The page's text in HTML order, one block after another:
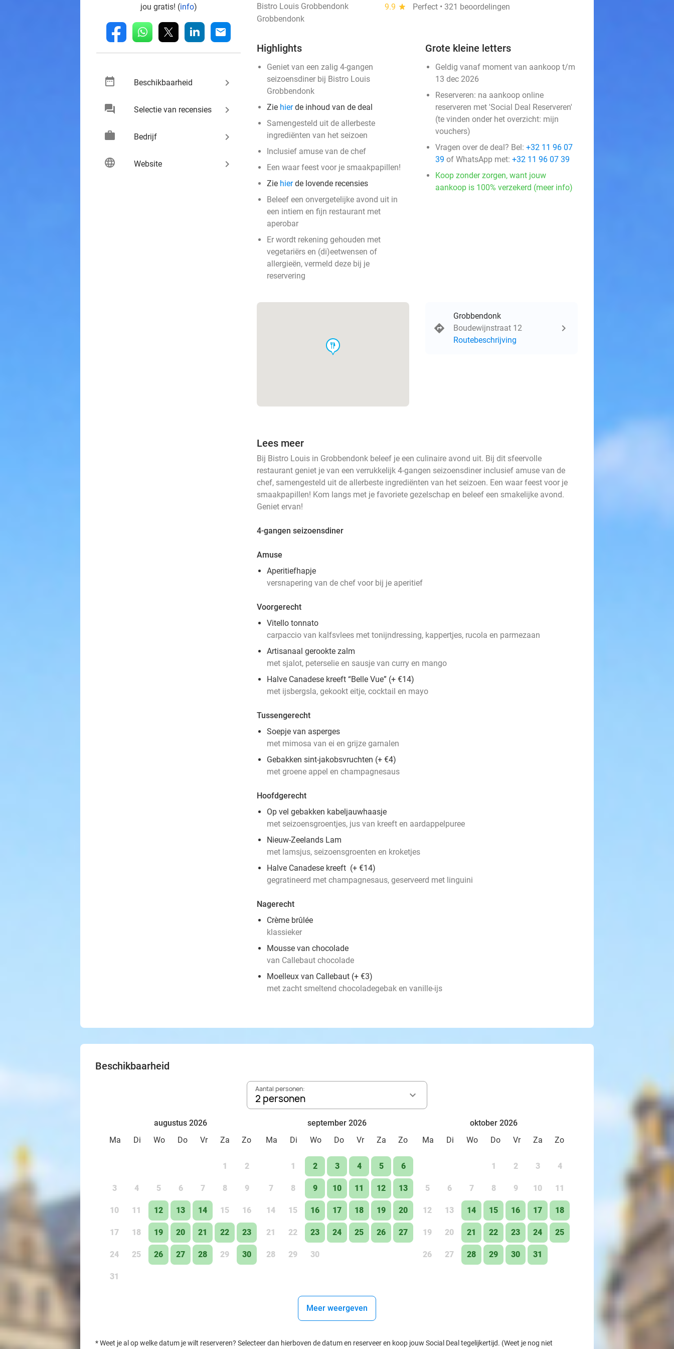
jou gratis! (info)
fb whatsapp linkedin mail
date_range Beschikbaarheid keyboard_arrow_right
chat Selectie van recensies keyboard_arrow_right
work Bedrijf keyboard_arrow_right
language Website keyboard_arrow_right
Bistro Louis Grobbendonk 9.9 star
Perfect • 321 beoordelingen
Grobbendonk
Highlights
Geniet van een zalig 4-gangen
seizoensdiner bij Bistro Louis
Grobbendonk
Zie hierde inhoud van de deal
Samengesteld uit de allerbeste
ingrediënten van het seizoen
Inclusief amuse van de chef
Een waar feest voor je smaakpapillen!
Zie hierde lovende recensies
Beleef een onvergetelijke avond uit in
een intiem en fijn restaurant met
aperobar
Er wordt rekening gehouden met
vegetariërs en (di)eetwensen of
allergieën, vermeld deze bij je
reservering
Grote kleine letters
Geldig vanaf moment van aankoop t/m
13 dec 2026
Reserveren: na aankoop online
reserveren met 'Social Deal Reserveren'
(te vinden onder het overzicht: mijn
vouchers)
Vragen over de deal? Bel: +32 11 96 07
39 of WhatsApp met: +32 11 96 07 39
Koop zonder zorgen, want jouw
aankoop is 100% verzekerd (meer info)
food
Grobbendonk
Boudewijnstraat 12
Routebeschrijving
Lees meer
Bij Bistro Louis in Grobbendonk beleef je een culinaire avond uit. Bij dit sfeervolle
restaurant geniet je van een verrukkelijk 4-gangen seizoensdiner inclusief amuse van de
chef, samengesteld uit de allerbeste ingrediënten van het seizoen. Een waar feest voor je
smaakpapillen! Kom langs met je favoriete gezelschap en beleef een smakelijke avond.
Geniet ervan!
4-gangen seizoensdiner
Amuse
Aperitiefhapje
versnapering van de chef voor bij je aperitief
Voorgerecht
Vitello tonnato
carpaccio van kalfsvlees met tonijndressing, kappertjes, rucola en parmezaan
Artisanaal gerookte zalm
met sjalot, peterselie en sausje van curry en mango
Halve Canadese kreeft “Belle Vue” (+ €14)
met ijsbergsla, gekookt eitje, cocktail en mayo
Tussengerecht
Soepje van asperges
met mimosa van ei en grijze garnalen
Gebakken sint-jakobsvruchten (+ €4)
met groene appel en champagnesaus
Hoofdgerecht
Op vel gebakken kabeljauwhaasje
met seizoensgroentjes, jus van kreeft en aardappelpuree
Nieuw-Zeelands Lam
met lamsjus, seizoensgroenten en kroketjes
Halve Canadese kreeft (+ €14)
gegratineerd met champagnesaus, geserveerd met linguini
Nagerecht
Crème brûlée
klassieker
Mousse van chocolade
van Callebaut chocolade
Moelleux van Callebaut (+ €3)
met zacht smeltend chocoladegebak en vanille-ijs
Beschikbaarheid
Aantal personen:
2 personen
augustus 2026
Ma
Di Wo Do Vr Za Zo
1 2
3 4 5 6 7 8 9
10 11 12 13 14 15 16
17 18 19 20 21 22 23
24 25 26 27 28 29 30
31
september 2026
Ma
Di Wo Do Vr Za Zo
1 2 3 4 5 6
7 8 9 10 11 12 13
14 15 16 17 18 19 20
21 22 23 24 25 26 27
28 29 30
oktober 2026
Ma
Di Wo Do Vr Za Zo
1 2 3 4
5 6 7 8 9 10 11
12 13 14 15 16 17 18
19 20 21 22 23 24 25
26 27 28 29 30 31
Meer weergeven
*Weet je al op welke datum je wilt reserveren? Selecteer dan hierboven de datum en reserveer en koop jouw Social Deal tegelijkertijd. (Weet je nog niet